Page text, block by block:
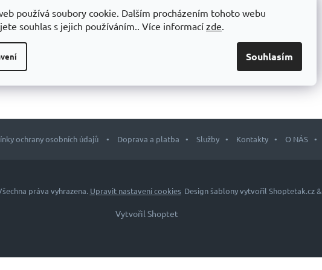
používá soubory cookie. Dalším procházením tohoto webu
souhlas s jejich používáním.. Více informací zde.
Souhlasím
73 74-77 78-81 82-86 87-93 94-100
100 101-104
99 100-101
ochrany osobních údajů Doprava a platba Služby Kontakty O NÁS
Vytvořil Shoptet
práva vyhrazena. Upravit nastavení cookies Design šablony vytvořil Shoptetak.cz&